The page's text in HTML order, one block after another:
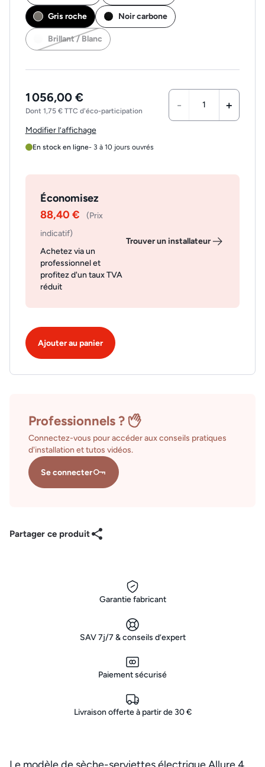
Gris roche Noir carbone
Brillant / Blanc
1 056,00 €
Dont 1,75 € TTC d'éco-participation - +
Modifier l’affichage
En stock en ligne- 3 à 10 jours ouvrés
Économisez
88,40 €
(Prix
indicatif)
Achetez via un
professionnel et
profitez d'un taux TVA
réduit
Trouver un installateur
Ajouter au panier
Professionnels ?
Connectez-vous pour accéder aux conseils pratiques
d'installation et tutos vidéos.
Se connecter
Partager ce produit
Garantie fabricant
SAV 7j/7 & conseils d’expert
Paiement sécurisé
Livraison offerte à partir de 30 €